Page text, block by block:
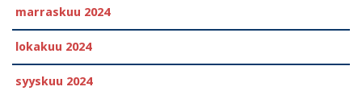
marraskuu 2024
lokakuu 2024
syyskuu 2024